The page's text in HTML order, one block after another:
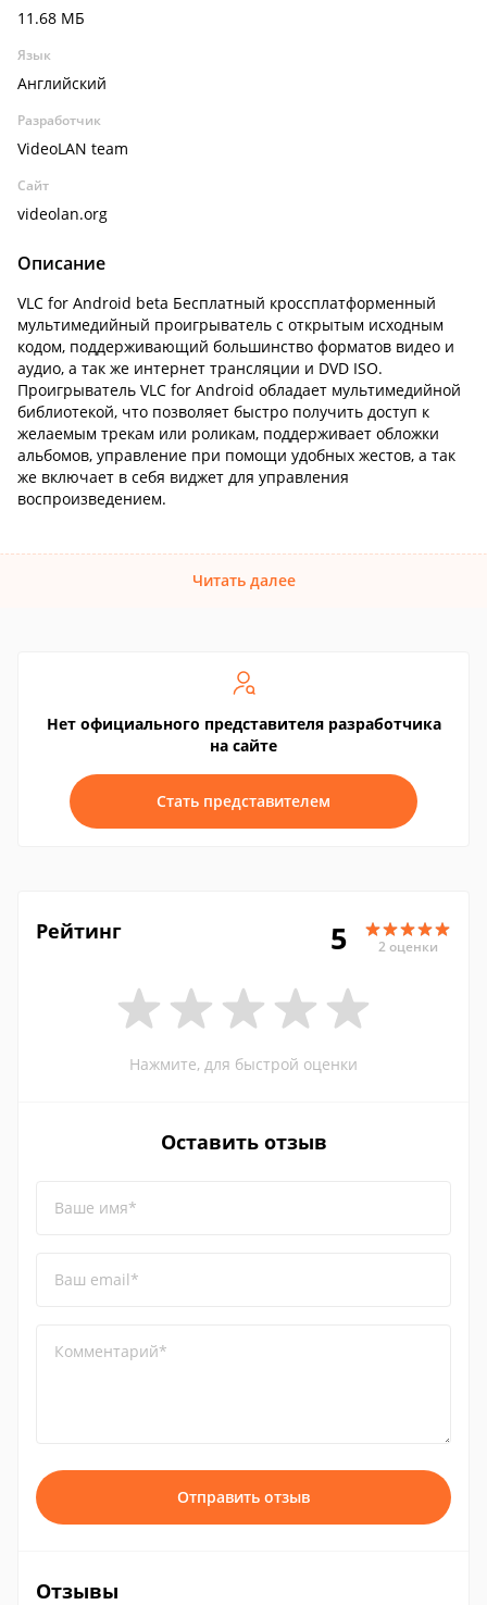
11.68 МБ
Язык
Английский
Разработчик
VideoLAN team
Сайт
videolan.org
Описание
VLC for Android beta Бесплатный кроссплатформенный
мультимедийный проигрыватель с открытым исходным
кодом, поддерживающий большинство форматов видео и
аудио, а так же интернет трансляции и DVD ISO.
Проигрыватель VLC for Android обладает мультимедийной
библиотекой, что позволяет быстро получить доступ к
желаемым трекам или роликам, поддерживает обложки
альбомов, управление при помощи удобных жестов, а так
же включает в себя виджет для управления
воспроизведением.
Читать далее
Нет официального представителя разработчика
на сайте
Стать представителем
Рейтинг 5 2 оценки
Нажмите, для быстрой оценки
Оставить отзыв
Ваше имя*
Ваш email*
Комментарий*
Отправить отзыв
Отзывы